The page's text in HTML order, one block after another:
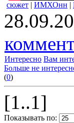
сюжет | ИМХОнн |
Интересно Вам
Больше не
(0)
[1..1]
Показывать по: